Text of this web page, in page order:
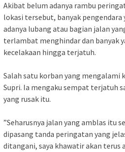
‎Akibat belum adanya rambu
lokasi tersebut, banyak pengendara
adanya lubang atau bagian jalan
terlambat menghindar dan banyak
kecelakaan hingga terjatuh.
‎Salah satu korban yang mengalami
Supri. Ia mengaku sempat terjatuh
yang rusak itu.
‎”Seharusnya jalan yang amblas itu
dipasang tanda peringatan yang
ditangani, saya khawatir akan terus